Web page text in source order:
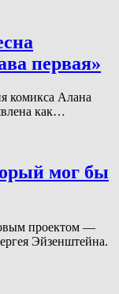
первая»
комикса Алана
как…
мог бы
проектом —
Эйзенштейна.